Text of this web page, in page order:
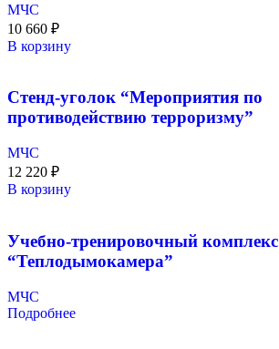
МЧС
10 660 ₽
В корзину
Стенд-уголок “Мероприятия по
противодействию терроризму”
МЧС
12 220 ₽
В корзину
Учебно-тренировочный комплекс
“Теплодымокамера”
МЧС
Подробнее